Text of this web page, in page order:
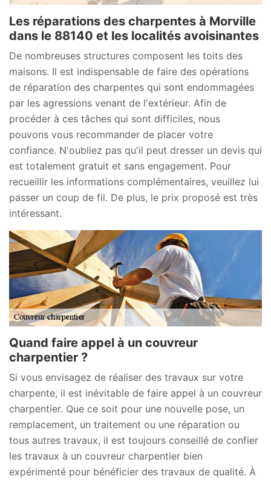
Les réparations des charpentes à Morville
dans le 88140 et les localités avoisinantes
De nombreuses structures composent les toits des
maisons. Il est indispensable de faire des opérations
de réparation des charpentes qui sont endommagées
par les agressions venant de l'extérieur. Afin de
procéder à ces tâches qui sont difficiles, nous
pouvons vous recommander de placer votre
confiance. N'oubliez pas qu'il peut dresser un devis qui
est totalement gratuit et sans engagement. Pour
recueillir les informations complémentaires, veuillez lui
passer un coup de fil. De plus, le prix proposé est très
intéressant.
Quand faire appel à un couvreur
charpentier ?
Si vous envisagez de réaliser des travaux sur votre
charpente, il est inévitable de faire appel à un couvreur
charpentier. Que ce soit pour une nouvelle pose, un
remplacement, un traitement ou une réparation ou
tous autres travaux, il est toujours conseillé de confier
les travaux à un couvreur charpentier bien
expérimenté pour bénéficier des travaux de qualité. À